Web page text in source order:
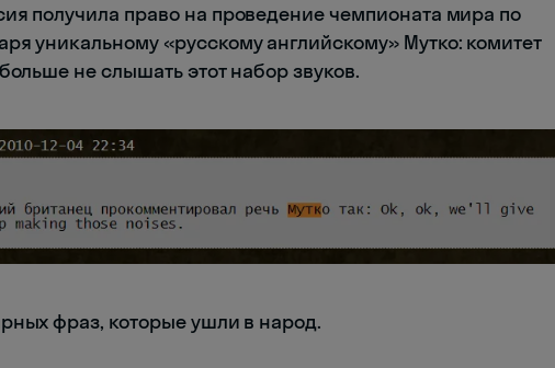
получила право на проведение чемпионата мира по
уникальному «русскому английскому» Мутко: комитет
не слышать этот набор звуков.
фраз, которые ушли в народ.